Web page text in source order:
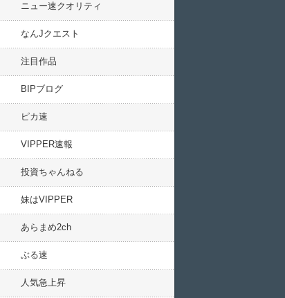
ニュー速クオリティ
なんJクエスト
注目作品
BIPブログ
ピカ速
VIPPER速報
投資ちゃんねる
妹はVIPPER
あらまめ2ch
ぶる速
人気急上昇